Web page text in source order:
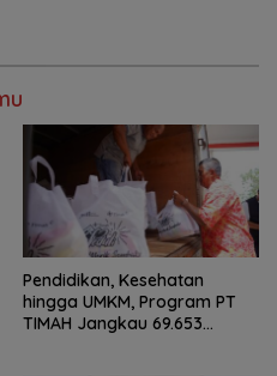
Pendidikan, Kesehatan
hingga UMKM, Program PT
TIMAH Jangkau 69.653